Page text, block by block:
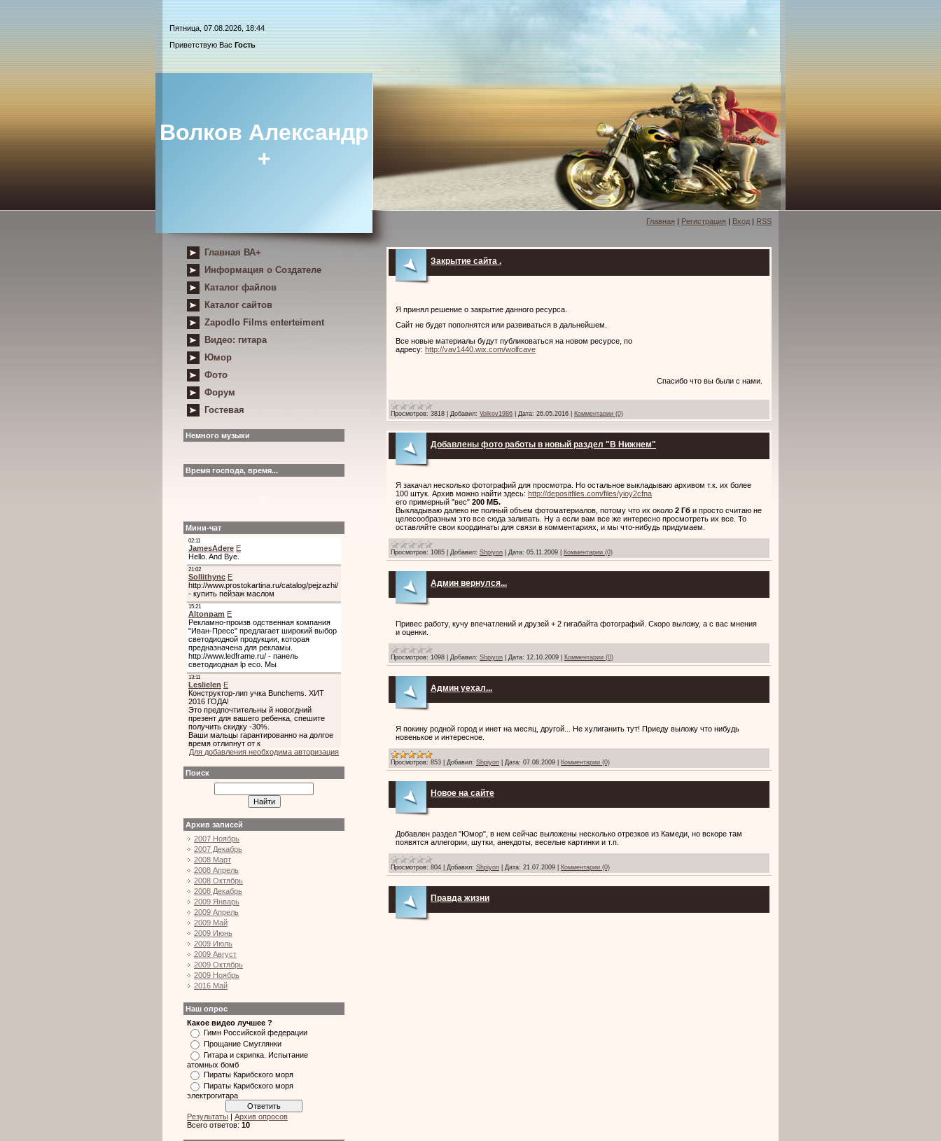
Пятница, 07.08.2026, 18:44
Приветствую Вас Гость
Волков Александр
+
Главная | Регистрация | Вход | RSS
Главная ВА+
Информация о Создателе
Каталог файлов
Каталог сайтов
Zapodlo Films enterteiment
Видео: гитара
Юмор
Фото
Форум
Гостевая
Немного музыки
Время господа, время...
Мини-чат
Для добавления необходима авторизация
Поиск
Архив записей
2007 Ноябрь
2007 Декабрь
2008 Март
2008 Апрель
2008 Октябрь
2008 Декабрь
2009 Январь
2009 Апрель
2009 Май
2009 Июнь
2009 Июль
2009 Август
2009 Октябрь
2009 Ноябрь
2016 Май
Наш опрос
Какое видео лучшее ?
Гимн Российской федерации
Прощание Смуглянки
Гитара и скрипка. Испытание
атомных бомб
Пираты Карибского моря
Пираты Карибского моря
электрогитара
Результаты | Архив опросов
Всего ответов: 10
Закрытие сайта .
Я принял решение о закрытие данного ресурса.
Сайт не будет пополнятся или развиваться в дальнейшем.
Все новые материалы будут публиковаться на новом ресурсе, по
адресу: http://vav1440.wix.com/wolfcave
Спасибо что вы были с нами.
Просмотров: 3818 Добавил: Volkov1986 Дата: 26.05.2016 Комментарии (0)
Добавлены фото работы в новый раздел "В Нижнем"
Я закачал несколько фотографий для просмотра. Но остальное выкладываю архивом т.к. их более
100 штук. Архив можно найти здесь: http://depositfiles.com/files/yioy2cfna
его примерный "вес" 200 МБ.
Выкладываю далеко не полный объем фотоматериалов, потому что их около 2 Гб и просто считаю не
целесообразным это все сюда заливать. Ну а если вам все же интересно просмотреть их все. То
оставляйте свои координаты для связи в комментариях, и мы что-нибудь придумаем.
Просмотров: 1085 Добавил: Shpiyon Дата: 05.11.2009 Комментарии (0)
Админ вернулся...
Привес работу, кучу впечатлений и друзей + 2 гигабайта фотографий. Скоро выложу, а с вас мнения
и оценки.
Просмотров: 1098 Добавил: Shpiyon Дата: 12.10.2009 Комментарии (0)
Админ уехал...
Я покину родной город и инет на месяц, другой... Не хулиганить тут! Приеду выложу что нибудь
новенькое и интересное.
Просмотров: 853 Добавил: Shpiyon Дата: 07.08.2009 Комментарии (0)
Новое на сайте
Добавлен раздел "Юмор", в нем сейчас выложены несколько отрезков из Камеди, но вскоре там
появятся аллегории, шутки, анекдоты, веселые картинки и т.п.
Просмотров: 804 Добавил: Shpiyon Дата: 21.07.2009 Комментарии (0)
Правда жизни